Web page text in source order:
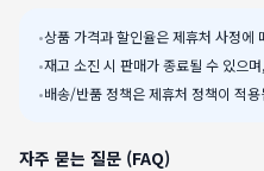
•상품 가격과 할인율은 제휴처 사정에
•재고 소진 시 판매가 종료될 수 있으
•배송/반품 정책은 제휴처 정책이 적
자주 묻는 질문 (FAQ)